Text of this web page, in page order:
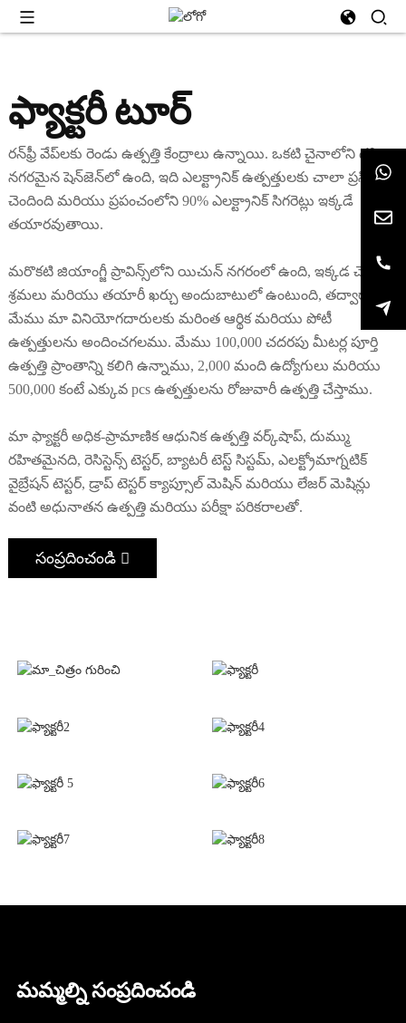
ఫ్యాక్టరీ టూర్
రన్‌ఫ్రీ వేప్‌లకు రెండు ఉత్పత్తి కేంద్రాలు ఉన్నాయి. ఒకటి చైనాలోని దక్షిణ
నగరమైన షెన్‌జెన్‌లో ఉంది, ఇది ఎలక్ట్రానిక్ ఉత్పత్తులకు చాలా ప్రసిద్ధి
చెందింది మరియు ప్రపంచంలోని 90% ఎలక్ట్రానిక్ సిగరెట్లు ఇక్కడే
తయారవుతాయి.
మరొకటి జియాంగ్జీ ప్రావిన్స్‌లోని యిచున్ నగరంలో ఉంది, ఇక్కడ చౌకైన
శ్రమలు మరియు తయారీ ఖర్చు అందుబాటులో ఉంటుంది, తద్వారా
మేము మా వినియోగదారులకు మరింత ఆర్థిక మరియు పోటీ
ఉత్పత్తులను అందించగలము. మేము 100,000 చదరపు మీటర్ల పూర్తి
ఉత్పత్తి ప్రాంతాన్ని కలిగి ఉన్నాము, 2,000 మంది ఉద్యోగులు మరియు
500,000 కంటే ఎక్కువ pcs ఉత్పత్తులను రోజువారీ ఉత్పత్తి చేస్తాము.
మా ఫ్యాక్టరీ అధిక-ప్రామాణిక ఆధునిక ఉత్పత్తి వర్క్‌షాప్, దుమ్ము
రహితమైనది, రెసిస్టెన్స్ టెస్టర్, బ్యాటరీ టెస్ట్ సిస్టమ్, ఎలక్ట్రోమాగ్నటిక్
వైబ్రేషన్ టెస్టర్, డ్రాప్ టెస్టర్ క్యాప్సూల్ మెషిన్ మరియు లేజర్ మెషిన్లు
వంటి అధునాతన ఉత్పత్తి మరియు పరీక్షా పరికరాలతో.
సంప్రదించండి
మమ్మల్ని సంప్రదించండి